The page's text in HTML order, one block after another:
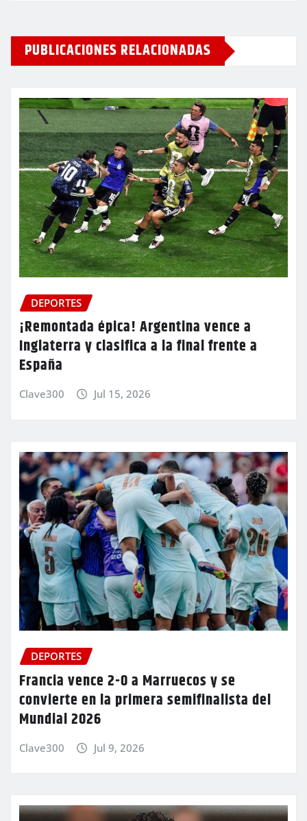
PUBLICACIONES RELACIONADAS
DEPORTES
¡Remontada épica! Argentina vence a
Inglaterra y clasifica a la final frente a
España
Clave300 Jul 15, 2026
DEPORTES
Francia vence 2-0 a Marruecos y se
convierte en la primera semifinalista del
Mundial 2026
Clave300 Jul 9, 2026